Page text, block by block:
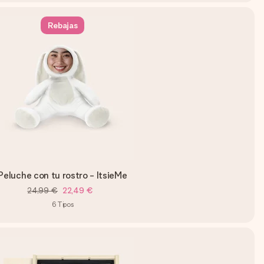
Rebajas
con tu rostro - ItsieMe
24,99 € 22,49 €
6 Tipos